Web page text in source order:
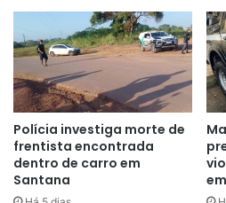
Serviço de Atendimento Móvel
esteve no local e constatou o
Técnico Cientifica (Politec), fez a
Polícia investiga morte de
frentista encontrada
dentro de carro em
Santana